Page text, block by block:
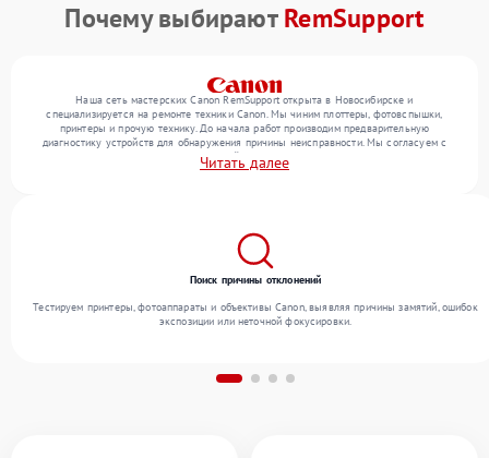
Почему выбираютRemSupport
Наша сеть мастерских Canon RemSupport открыта в Новосибирске и
специализируется на ремонте техники Canon. Мы чиним плоттеры, фотовспышки,
принтеры и прочую технику. До начала работ производим предварительную
диагностику устройств для обнаружения причины неисправности. Мы согласуем с
клиентом состав необходимых операций и их стоимость, затем реализуем ремонт с
заменой деталей по необходимости. После работ проверяем качество оказанных
Читать далее
Поиск причины отклонений
Тестируем принтеры, фотоаппараты и объективы Canon, выявляя причины замятий, ошибок
экспозиции или неточной фокусировки.